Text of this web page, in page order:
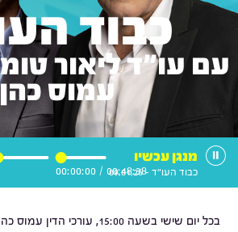
כבוד
עם עו"ד ליאור
עמוס כהן
00:48:38
/
00:00:00
מנגן עכשיו
כבוד העו"ד - 09.01.26
בכל יום שישי בשעה 15:00, עורכי הדין עמוס כהן וליאור טומשין (